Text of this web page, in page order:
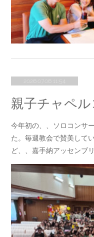
親子チャペル
今年初の、、ソロコンサ
た。毎週教会で賛美して
ど、、嘉手納アッセンブ